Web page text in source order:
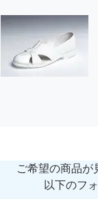
ご希望の商品が
以下のフ